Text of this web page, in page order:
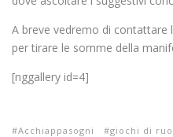
A breve vedremo di contattare
per tirare le somme della
[nggallery id=4]
Acchiappasogni giochi di